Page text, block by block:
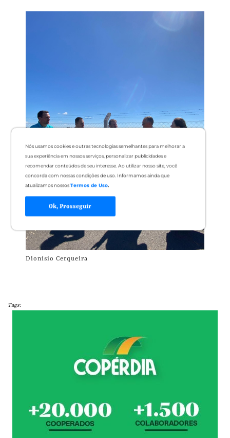
Nós usamos cookies e outras tecnologias semelhantes para melhorar a
sua experiência em nossos serviços, personalizar publicidades e
recomendar conteúdos de seu interesse. Ao utilizar nosso site, você
concorda com nossas condições de uso. Informamos ainda que
atualizamos nossosTermos de Uso.
Ok, Prosseguir
Dionísio Cerqueira
Tags: